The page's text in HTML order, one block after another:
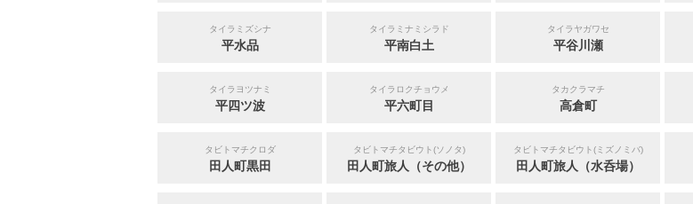
タイラミズシナ
平水品
タイラミナミシラド
平南白土
タイラヤガワセ
平谷川瀬
タイラヨツナミ
平四ツ波
タイラロクチョウメ
平六町目
タカクラマチ
高倉町
タビトマチクロダ
田人町黒田
タビトマチタビウト(ソノタ)
田人町旅人（その他）
タビトマチタビウト(ミズノミバ)
田人町旅人（水呑場）